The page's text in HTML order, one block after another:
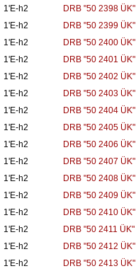
1'E-h2
DRB "50 2398 ÜK"
1'E-h2
DRB "50 2399 ÜK"
1'E-h2
DRB "50 2400 ÜK"
1'E-h2
DRB "50 2401 ÜK"
1'E-h2
DRB "50 2402 ÜK"
1'E-h2
DRB "50 2403 ÜK"
1'E-h2
DRB "50 2404 ÜK"
1'E-h2
DRB "50 2405 ÜK"
1'E-h2
DRB "50 2406 ÜK"
1'E-h2
DRB "50 2407 ÜK"
1'E-h2
DRB "50 2408 ÜK"
1'E-h2
DRB "50 2409 ÜK"
1'E-h2
DRB "50 2410 ÜK"
1'E-h2
DRB "50 2411 ÜK"
1'E-h2
DRB "50 2412 ÜK"
1'E-h2
DRB "50 2413 ÜK"